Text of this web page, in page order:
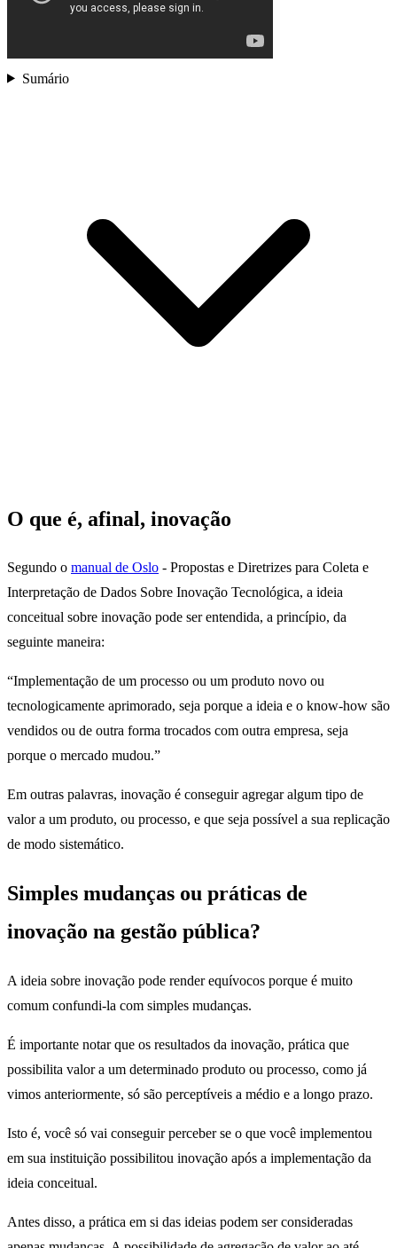
Sumário
O que é, afinal, inovação
Segundo o manual de Oslo - Propostas e Diretrizes para Coleta e
Interpretação de Dados Sobre Inovação Tecnológica, a ideia
conceitual sobre inovação pode ser entendida, a princípio, da
seguinte maneira:
“Implementação de um processo ou um produto novo ou
tecnologicamente aprimorado, seja porque a ideia e o know-how são
vendidos ou de outra forma trocados com outra empresa, seja
porque o mercado mudou.”
Em outras palavras, inovação é conseguir agregar algum tipo de
valor a um produto, ou processo, e que seja possível a sua replicação
de modo sistemático.
Simples mudanças ou práticas de
inovação na gestão pública?
A ideia sobre inovação pode render equívocos porque é muito
comum confundi-la com simples mudanças.
É importante notar que os resultados da inovação, prática que
possibilita valor a um determinado produto ou processo, como já
vimos anteriormente, só são perceptíveis a médio e a longo prazo.
Isto é, você só vai conseguir perceber se o que você implementou
em sua instituição possibilitou inovação após a implementação da
ideia conceitual.
Antes disso, a prática em si das ideias podem ser consideradas